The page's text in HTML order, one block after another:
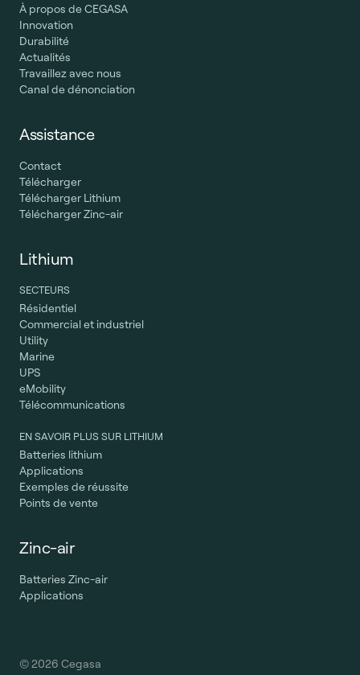
À propos de CEGASA
Innovation
Durabilité
Actualités
Travaillez avec nous
Canal de dénonciation
Assistance
Contact
Télécharger
Télécharger Lithium
Télécharger Zinc-air
Lithium
SECTEURS
Résidentiel
Commercial et industriel
Utility
Marine
UPS
eMobility
Télécommunications
EN SAVOIR PLUS SUR LITHIUM
Batteries lithium
Applications
Exemples de réussite
Points de vente
Zinc-air
Batteries Zinc-air
Applications
© 2026 Cegasa